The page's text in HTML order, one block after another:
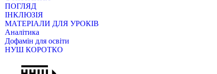
ПОГЛЯД
ІНКЛЮЗІЯ
МАТЕРІАЛИ ДЛЯ УРОКІВ
Аналітика
Дофамін для освіти
НУШ КОРОТКО